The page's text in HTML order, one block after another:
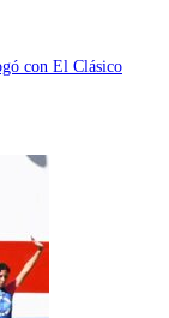
con El Clásico